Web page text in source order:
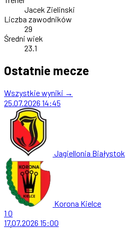
Jacek Zielinski
Liczba zawodników
29
Średni wiek
23.1
Ostatnie mecze
Wszystkie wyniki →
25.07.2026 14:45
Jagiellonia Białystok
Korona Kielce
1 0
17.07.2026 15:00